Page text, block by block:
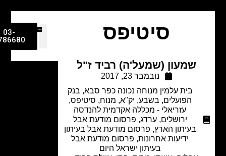
סיטיפס
שמעון (שמעל'ה) רביד ז"ל
נובמבר 23, 2017
בית עלמין מנוחה נכונה כפר סבא,בנק
הפועלים,בשבע, יק"א,מנוח,סיטיפס ,
עזריאלי - מכללה אקדמית להנדסה
ירושלים ,ערדג,פרסום מודעת אבל
בעיתון הארץ,פרסום מודעת אבל בעיתון
ידיעות אחרונות,פרסום מודעת אבל
בעיתון ישראל היום
03-
9786680